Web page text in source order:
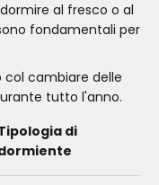
al fresco o al
fondamentali per
cambiare delle
tutto l'anno.
di